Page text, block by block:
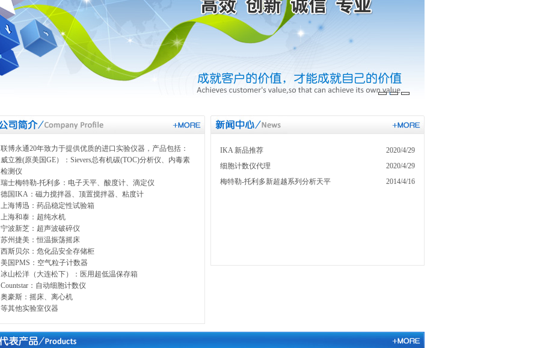
联博永通20年致力于提供优质的进口实验仪器，产品包括：
威立雅(原美国GE）：Sievers总有机碳(TOC)分析仪、内毒素
检测仪
瑞士梅特勒-托利多：电子天平、酸度计、滴定仪
德国IKA：磁力搅拌器、顶置搅拌器、粘度计
上海博迅：药品稳定性试验箱
上海和泰：超纯水机
宁波新芝：超声波破碎仪
苏州捷美：恒温振荡摇床
西斯贝尔：危化品安全存储柜
美国PMS：空气粒子计数器
冰山松洋（大连松下）：医用超低温保存箱
Countstar：自动细胞计数仪
奥豪斯：摇床、离心机
等其他实验室仪器
IKA 新品推荐
2020/4/29
细胞计数仪代理
2020/4/29
梅特勒-托利多新超越系列分析天平
2014/4/16